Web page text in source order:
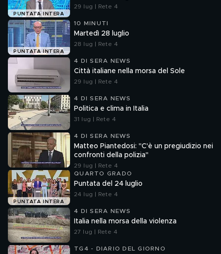
PUNTATA INTERA
29 lug | Rete 4
PUNTATA INTERA
10 MINUTI
Martedì 28 luglio
28 lug | Rete 4
4 DI SERA NEWS
Città italiane nella morsa del Sole
29 lug | Rete 4
4 DI SERA NEWS
Politica e clima in Italia
31 lug | Rete 4
4 DI SERA NEWS
Matteo Piantedosi: "C'è un pregiudizio nei
confronti della polizia"
29 lug | Rete 4
PUNTATA INTERA
QUARTO GRADO
Puntata del 24 luglio
24 lug | Rete 4
4 DI SERA NEWS
Italia nella morsa della violenza
27 lug | Rete 4
TG4 - DIARIO DEL GIORNO